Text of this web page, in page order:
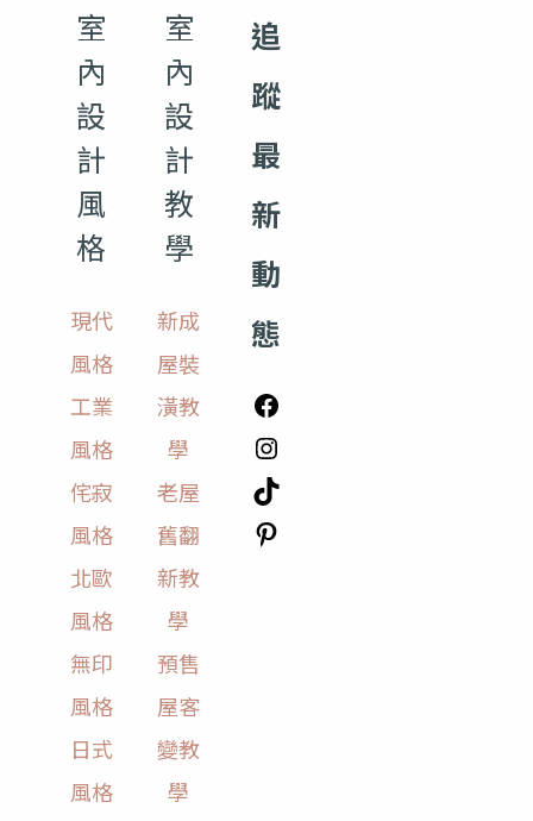
室
內
設
計
風
格
現代
風格
工業
風格
侘寂
風格
北歐
風格
無印
風格
日式
風格
室
內
設
計
教
學
新成
屋裝
潢教
學
老屋
舊翻
新教
學
預售
屋客
變教
學
追
蹤
最
新
動
態